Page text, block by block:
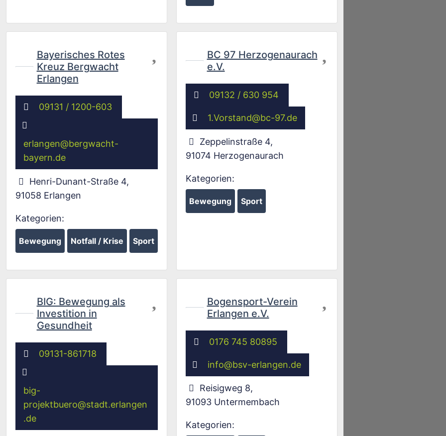
Bayerisches Rotes
Kreuz Bergwacht
Erlangen
09131 / 1200-603
erlangen@bergwacht-
bayern.de
Henri-Dunant-Straße 4,
91058 Erlangen
Kategorien:
Bewegung Notfall / Krise Sport
BC 97 Herzogenaurach
e.V.
09132 / 630 954
1.Vorstand@bc-97.de
Zeppelinstraße 4,
91074 Herzogenaurach
Kategorien:
Bewegung Sport
BIG: Bewegung als
Investition in
Gesundheit
09131-861718
big-
projektbuero@stadt.erlangen
.de
Bogensport-Verein
Erlangen e.V.
0176 745 80895
info@bsv-erlangen.de
Reisigweg 8,
91093 Untermembach
Kategorien: